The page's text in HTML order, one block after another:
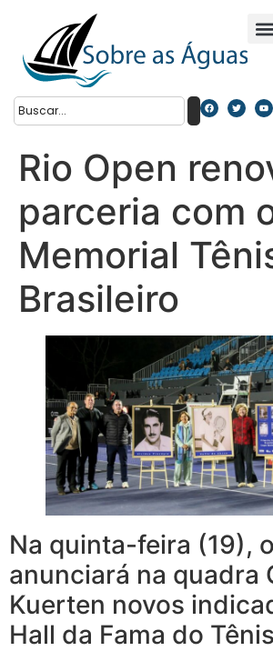
Rio Open
parceria com
Memorial
Brasileiro
Na quinta-feira (19),
anunciará na quadra
Kuerten novos
Hall da Fama do